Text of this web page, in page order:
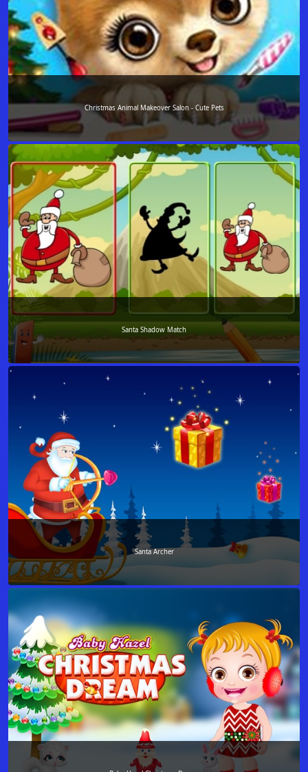
Christmas Animal Makeover Salon - Cute Pets
Santa Shadow Match
Santa Archer